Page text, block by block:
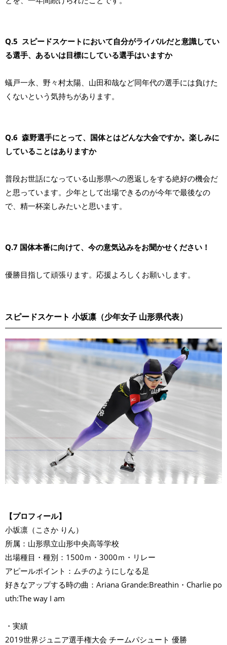
Q.5 スピードスケートにおいて自分がライバルだと意識してい
る選手、あるいは目標にしている選手はいますか
蟻戸一永、野々村太陽、山田和哉など同年代の選手には負けた
くないという気持ちがあります。
Q.6 森野選手にとって、国体とはどんな大会ですか。楽しみに
していることはありますか
普段お世話になっている山形県への恩返しをする絶好の機会だ
と思っています。少年として出場できるのが今年で最後なの
で、精一杯楽しみたいと思います。
Q.7 国体本番に向けて、今の意気込みをお聞かせください！
優勝目指して頑張ります。応援よろしくお願いします。
スピードスケート 小坂凛（少年女子 山形県代表）
【プロフィール】
小坂凛（こさか りん）
所属：山形県立山形中央高等学校
出場種目・種別：1500ｍ・3000ｍ・リレー
アピールポイント：ムチのようにしなる足
好きなアップする時の曲：Ariana Grande:Breathin・Charlie po
uth:The way I am
・実績
2019世界ジュニア選手権大会 チームパシュート 優勝